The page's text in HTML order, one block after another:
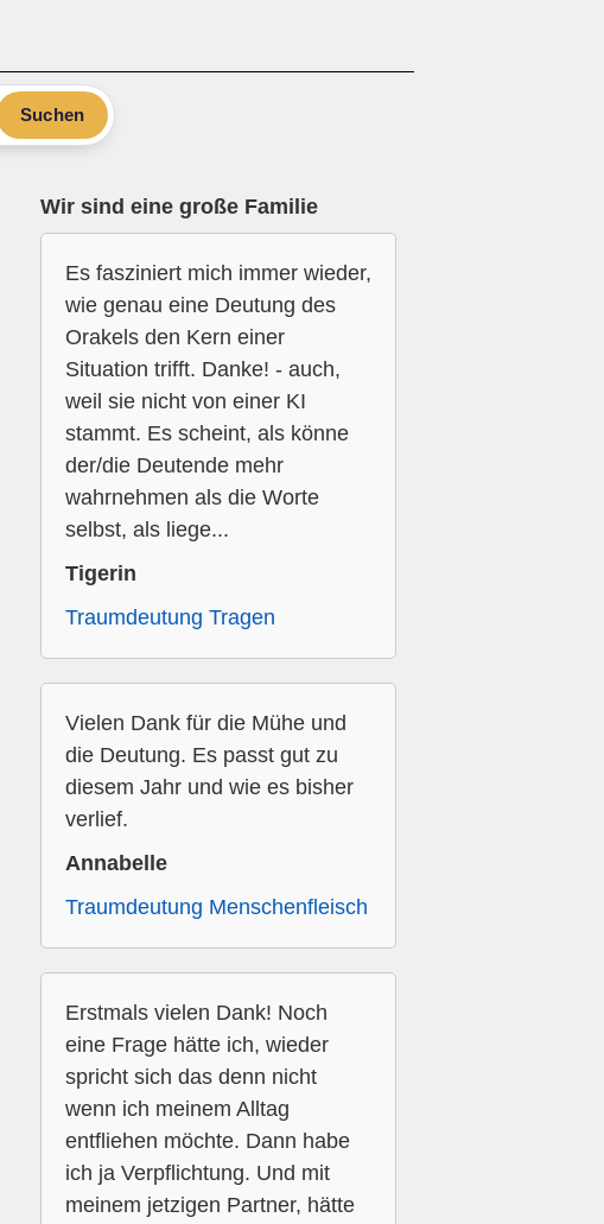
Suchen
Wir sind eine große Familie
Es fasziniert mich immer wieder,
wie genau eine Deutung des
Orakels den Kern einer
Situation trifft. Danke! - auch,
weil sie nicht von einer KI
stammt. Es scheint, als könne
der/die Deutende mehr
wahrnehmen als die Worte
selbst, als liege...
Tigerin
Traumdeutung Tragen
Vielen Dank für die Mühe und
die Deutung. Es passt gut zu
diesem Jahr und wie es bisher
verlief.
Annabelle
Traumdeutung Menschenfleisch
Erstmals vielen Dank! Noch
eine Frage hätte ich, wieder
spricht sich das denn nicht
wenn ich meinem Alltag
entfliehen möchte. Dann habe
ich ja Verpflichtung. Und mit
meinem jetzigen Partner, hätte